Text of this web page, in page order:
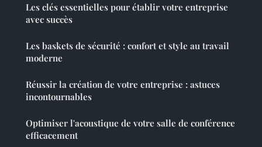
Les clés essentielles pour établir votre entreprise
avec succès
Les baskets de sécurité : confort et style au travail
moderne
Réussir la création de votre entreprise : astuces
incontournables
Optimiser l'acoustique de votre salle de conférence
efficacement